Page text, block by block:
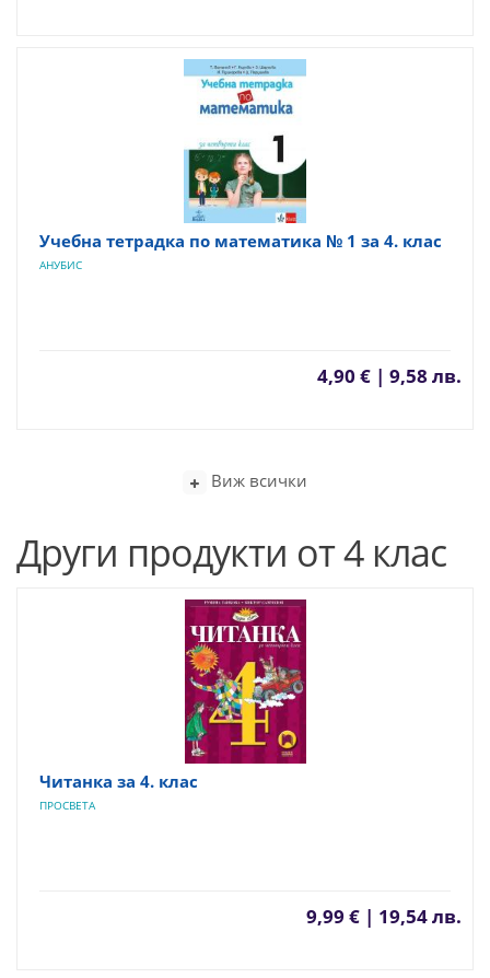
Учебна тетрадка по математика № 1 за 4. клас
АНУБИС
4,90 € | 9,58 лв.
Виж всички
Други продукти от 4 клас
Читанка за 4. клас
ПРОСВЕТА
9,99 € | 19,54 лв.